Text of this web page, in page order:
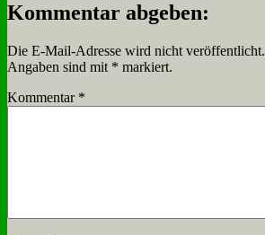
Kommentar abgeben:
Die E-Mail-Adresse wird nicht veröffentlicht.
Angaben sind mit * markiert.
Kommentar *